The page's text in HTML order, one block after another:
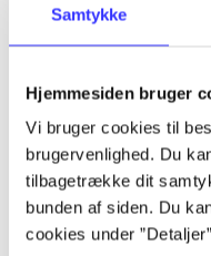
Samtykke
Hjemmesiden bruger
Vi bruger cookies til
brugervenlighed. Du
tilbagetrække dit
bunden af siden. Du
cookies under
...
...
...